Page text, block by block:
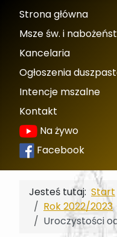
Strona główna
Msze św. i
Kancelaria
Ogłoszenia
Intencje mszalne
Kontakt
Na żywo
Facebook
Jesteś tutaj: Start
Rok 2022/2023
Uroczystości